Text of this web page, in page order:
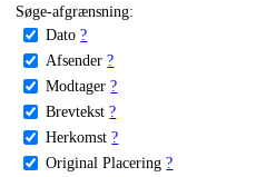
Søge-afgrænsning:
Dato ?
Afsender ?
Modtager ?
Brevtekst ?
Herkomst ?
Original Placering ?